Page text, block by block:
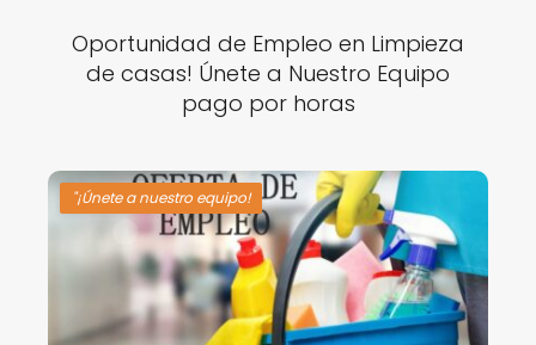
Oportunidad de Empleo en Limpieza
de casas! Únete a Nuestro Equipo
pago por horas
"¡Únete a nuestro equipo!